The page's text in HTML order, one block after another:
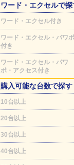
ワード・エクセルで探
ワード・エクセル付き
ワード・エクセル・パワポ
付き
ワード・エクセル・パワ
ポ・アクセス付き
購入可能な台数で探す
10台以上
20台以上
30台以上
40台以上